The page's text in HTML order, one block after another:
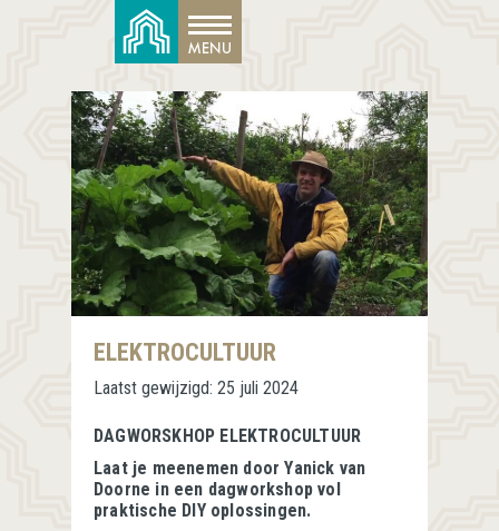
ELEKTROCULTUUR
Laatst gewijzigd: 25 juli 2024
DAGWORSKHOP ELEKTROCULTUUR
Laat je meenemen door Yanick van
Doorne in een dagworkshop vol
praktische DIY oplossingen.